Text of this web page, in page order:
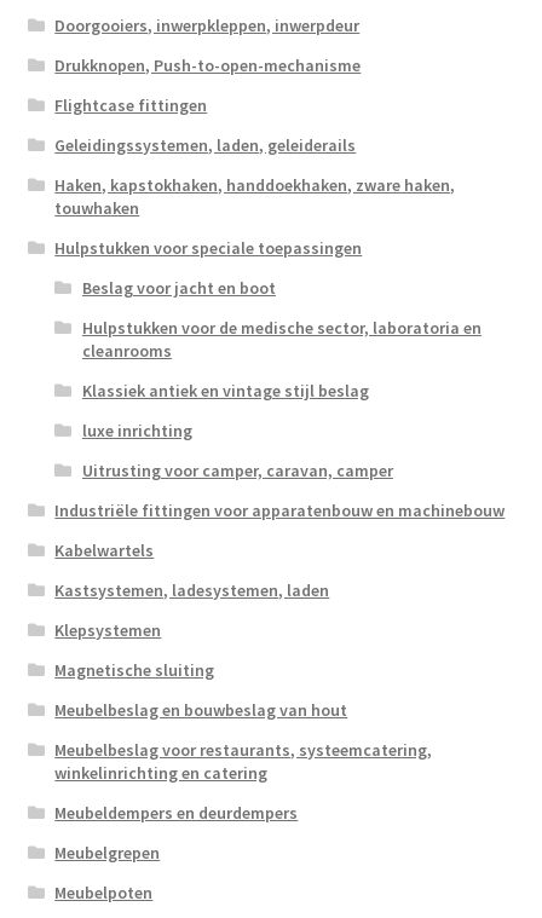
Doorgooiers, inwerpkleppen, inwerpdeur
Drukknopen, Push-to-open-mechanisme
Flightcase fittingen
Geleidingssystemen, laden, geleiderails
Haken, kapstokhaken, handdoekhaken, zware haken,
touwhaken
Hulpstukken voor speciale toepassingen
Beslag voor jacht en boot
Hulpstukken voor de medische sector, laboratoria en
cleanrooms
Klassiek antiek en vintage stijl beslag
luxe inrichting
Uitrusting voor camper, caravan, camper
Industriële fittingen voor apparatenbouw en machinebouw
Kabelwartels
Kastsystemen, ladesystemen, laden
Klepsystemen
Magnetische sluiting
Meubelbeslag en bouwbeslag van hout
Meubelbeslag voor restaurants, systeemcatering,
winkelinrichting en catering
Meubeldempers en deurdempers
Meubelgrepen
Meubelpoten